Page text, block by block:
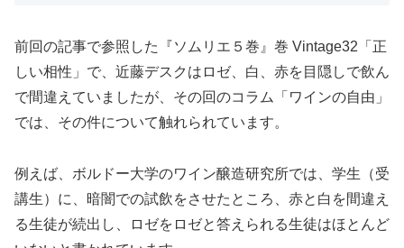
前回の記事で参照した『ソムリエ５巻』巻 Vintage32「正
しい相性」で、近藤デスクはロゼ、白、赤を目隠しで飲ん
で間違えていましたが、その回のコラム「ワインの自由」
では、その件について触れられています。
例えば、ボルドー大学のワイン醸造研究所では、学生（受
講生）に、暗闇での試飲をさせたところ、赤と白を間違え
る生徒が続出し、ロゼをロゼと答えられる生徒はほとんど